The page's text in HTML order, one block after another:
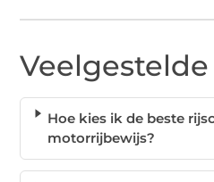
Hoe kies ik de beste
motorrijbewijs?